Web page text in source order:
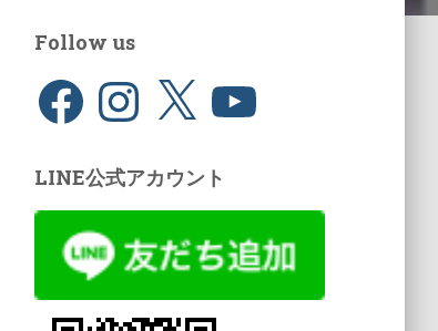
Follow us
LINE公式アカウント